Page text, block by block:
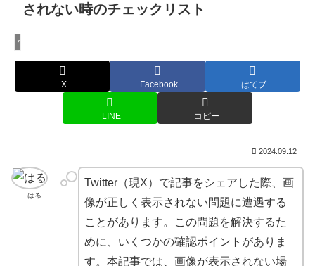
されない時のチェックリスト
ウェブ制作
X Facebook はてブ
LINE コピー
2024.09.12
はる
Twitter（現X）で記事をシェアした際、画
像が正しく表示されない問題に遭遇する
ことがあります。この問題を解決するた
めに、いくつかの確認ポイントがありま
す。本記事では、画像が表示されない場